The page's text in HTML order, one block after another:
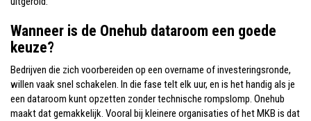
Wanneer is de Onehub dataroom een goede
keuze?
Bedrijven die zich voorbereiden op een overname of investeringsronde,
willen vaak snel schakelen. In die fase telt elk uur, en is het handig als je
een dataroom kunt opzetten zonder technische rompslomp. Onehub
maakt dat gemakkelijk. Vooral bij kleinere organisaties of het MKB is dat